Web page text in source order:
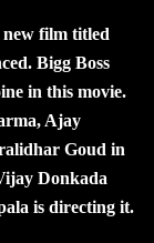
new film titled
Bigg Boss
in this movie.
Ajay
Goud in
Donkada
is directing it.